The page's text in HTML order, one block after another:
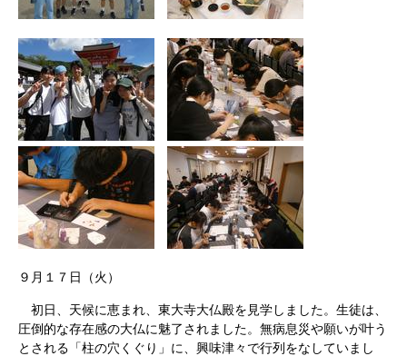
９月１７日（火）
初日、天候に恵まれ、東大寺大仏殿を見学しました。生徒は、
圧倒的な存在感の大仏に魅了されました。無病息災や願いが叶う
とされる「柱の穴くぐり」に、興味津々で行列をなしていまし